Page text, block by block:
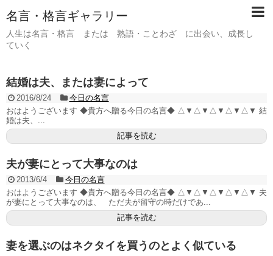
名言・格言ギャラリー
人生は名言・格言 または 熟語・ことわざ に出会い、成長し
ていく
結婚は夫、または妻によって
2016/8/24
今日の名言
おはようございます ◆貴方へ贈る今日の名言◆ △▼△▼△▼△▼△▼ 結
婚は夫、...
記事を読む
夫が妻にとって大事なのは
2013/6/4
今日の名言
おはようございます ◆貴方へ贈る今日の名言◆ △▼△▼△▼△▼△▼ 夫
が妻にとって大事なのは、 ただ夫が留守の時だけであ...
記事を読む
妻を選ぶのはネクタイを買うのとよく似ている